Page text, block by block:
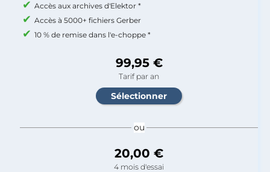
Accès aux archives d'Elektor *
Accès à 5000+ fichiers Gerber
10 % de remise dans l'e-choppe *
99,95 €
Tarif par an
ou
20,00 €
4 mois d'essai